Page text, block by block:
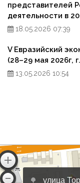
представителей
деятельности в
18.05.2026 07:39
V Евразийский
(28–29 мая 2026г,
13.05.2026 10:54